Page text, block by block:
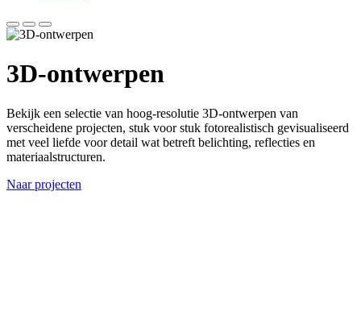
3D-ontwerpen
Bekijk een selectie van hoog-resolutie 3D-ontwerpen van
verscheidene projecten, stuk voor stuk fotorealistisch gevisualiseerd
met veel liefde voor detail wat betreft belichting, reflecties en
materiaalstructuren.
Naar projecten